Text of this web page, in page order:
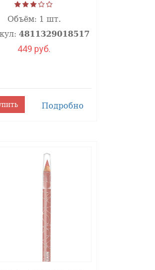
тающая
самым делая его
Объём: 1 шт.
4811329018517
449 руб.
Подробно